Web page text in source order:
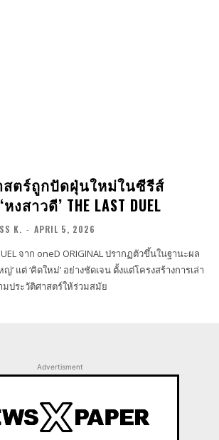
สตร์ถูกปัดฝุ่นใหม่ในซีรีส์
สาวดี’ THE LAST DUEL
K. - APRIL 5, 2026
จาก oneD ORIGINAL ปรากฏตัวขึ้นในฐานะผล
’ แต่ ‘คิดใหม่’ อย่างชัดเจน ตั้งแต่โครงสร้างการเล่า
มประวัติศาสตร์ให้ร่วมสมัย
Advertisment